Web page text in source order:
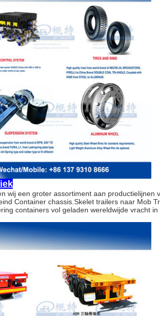
wij een groter assortiment aan productielijnen
Container chassis.Skelet trailers naar Mob
containers vol geladen wereldwijde vracht in